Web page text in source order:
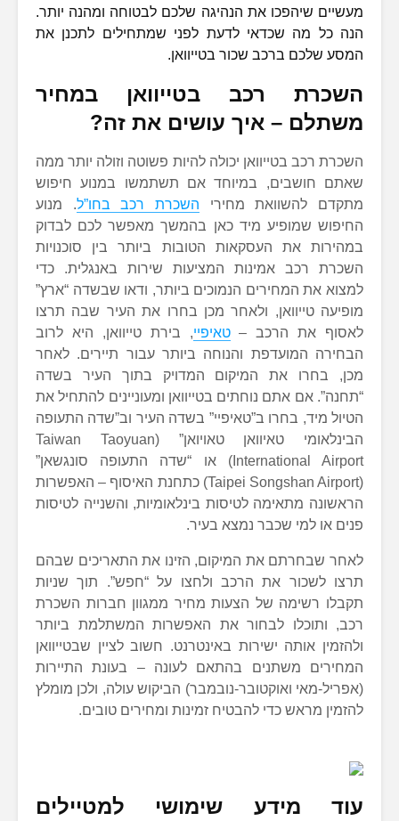
מעשיים שיהפכו את הנהיגה שלכם לבטוחה ומהנה יותר.
הנה כל מה שכדאי לדעת לפני שמתחילים לתכנן את
המסע שלכם ברכב שכור בטייוואן.
השכרת רכב בטייוואן במחיר
משתלם – איך עושים את זה?
השכרת רכב בטייוואן יכולה להיות פשוטה וזולה יותר ממה
שאתם חושבים, במיוחד אם תשתמשו במנוע חיפוש
מתקדם להשוואת מחירי השכרת רכב בחו”ל. מנוע
החיפוש שמופיע מיד כאן בהמשך מאפשר לכם לבדוק
במהירות את העסקאות הטובות ביותר בין סוכנויות
השכרת רכב אמינות המציעות שירות באנגלית. כדי
למצוא את המחירים הנמוכים ביותר, ודאו שבשדה “ארץ”
מופיעה טייוואן, ולאחר מכן בחרו את העיר שבה תרצו
לאסוף את הרכב –טאיפיי, בירת טייוואן, היא לרוב
הבחירה המועדפת והנוחה ביותר עבור תיירים. לאחר
מכן, בחרו את המיקום המדויק בתוך העיר בשדה
“תחנה”. אם אתם נוחתים בטייוואן ומעוניינים להתחיל את
הטיול מיד, בחרו ב”טאיפיי” בשדה העיר וב”שדה התעופה
הבינלאומי טאיוואן טאויואן” (Taiwan Taoyuan
International Airport) או “שדה התעופה סונגשאן”
(Taipei Songshan Airport) כתחנת האיסוף – האפשרות
הראשונה מתאימה לטיסות בינלאומיות, והשנייה לטיסות
פנים או למי שכבר נמצא בעיר.
לאחר שבחרתם את המיקום, הזינו את התאריכים שבהם
תרצו לשכור את הרכב ולחצו על “חפש”. תוך שניות
תקבלו רשימה של הצעות מחיר ממגוון חברות השכרת
רכב, ותוכלו לבחור את האפשרות המשתלמת ביותר
ולהזמין אותה ישירות באינטרנט. חשוב לציין שבטייוואן
המחירים משתנים בהתאם לעונה – בעונת התיירות
(אפריל-מאי ואוקטובר-נובמבר) הביקוש עולה, ולכן מומלץ
להזמין מראש כדי להבטיח זמינות ומחירים טובים.
עוד מידע שימושי למטיילים